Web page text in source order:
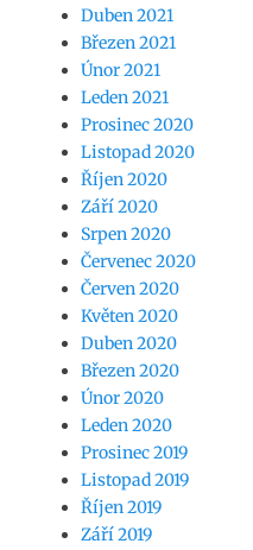
Duben 2021
Březen 2021
Únor 2021
Leden 2021
Prosinec 2020
Listopad 2020
Říjen 2020
Září 2020
Srpen 2020
Červenec 2020
Červen 2020
Květen 2020
Duben 2020
Březen 2020
Únor 2020
Leden 2020
Prosinec 2019
Listopad 2019
Říjen 2019
Září 2019